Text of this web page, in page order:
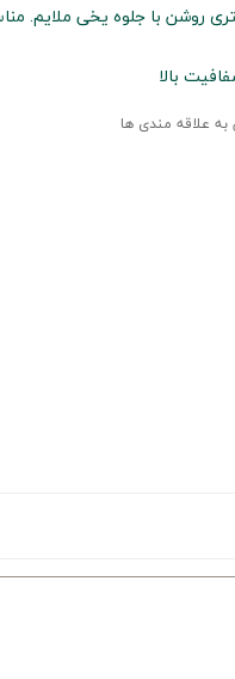
روشن با جلوه یخی ملایم.
بالا
به علاقه مندی ها